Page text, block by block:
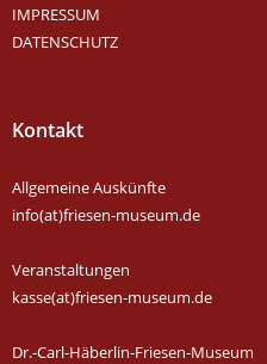
IMPRESSUM
DATENSCHUTZ
Kontakt
Allgemeine Auskünfte
info(at)friesen-museum.de
Veranstaltungen
kasse(at)friesen-museum.de
Dr.-Carl-Häberlin-Friesen-Museum